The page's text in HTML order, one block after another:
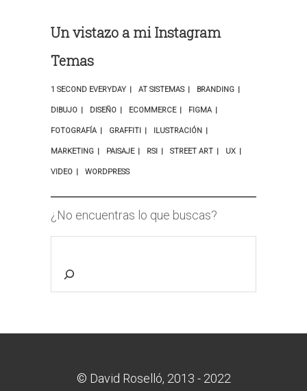
Un vistazo a mi Instagram
Temas
1 SECOND EVERYDAY AT SISTEMAS BRANDING
DIBUJO DISEÑO ECOMMERCE FIGMA
FOTOGRAFÍA GRAFFITI ILUSTRACIÓN
MARKETING PAISAJE RSI STREET ART UX
VIDEO WORDPRESS
¿No encuentras lo que buscas?
© David Roselló, 2013 - 2022